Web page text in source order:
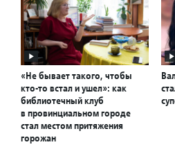
«Не бывает такого, чтобы
кто-то встал и ушел»: как
библиотечный клуб
в провинциальном городе
стал местом притяжения
горожан